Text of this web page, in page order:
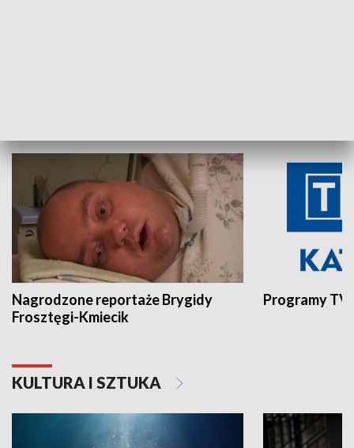
Nagrodzone reportaże Brygidy
Frosztęgi-Kmiecik
Programy
KULTURA I SZTUKA